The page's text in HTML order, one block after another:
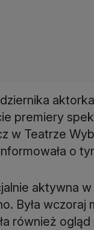
premiery
w Teatrze
o
aktywna
Była
również